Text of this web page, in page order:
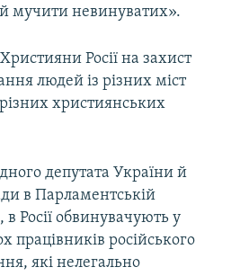
мучити невинуватих».
Росії на захист
людей із різних міст
християнських
депутата України й
в Парламентській
Росії обвинувачують у
працівників російського
які нелегально